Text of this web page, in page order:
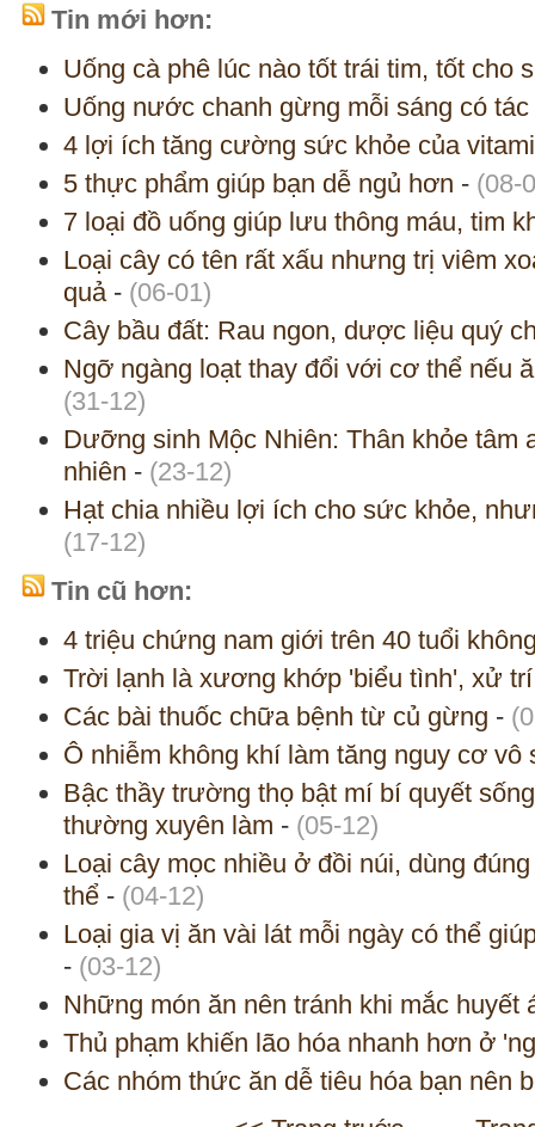
Tin mới hơn:
Uống cà phê lúc nào tốt trái tim, tốt cho
Uống nước chanh gừng mỗi sáng có
4 lợi ích tăng cường sức khỏe của
5 thực phẩm giúp bạn dễ ngủ hơn - (08-
7 loại đồ uống giúp lưu thông máu, tim
Loại cây có tên rất xấu nhưng trị viêm
quả - (06-01)
Cây bầu đất: Rau ngon, dược liệu quý
Ngỡ ngàng loạt thay đổi với cơ thể nếu
(31-12)
Dưỡng sinh Mộc Nhiên: Thân khỏe tâm
nhiên - (23-12)
Hạt chia nhiều lợi ích cho sức khỏe,
(17-12)
Tin cũ hơn:
4 triệu chứng nam giới trên 40 tuổi
Trời lạnh là xương khớp 'biểu tình', xử
Các bài thuốc chữa bệnh từ củ gừng -
Ô nhiễm không khí làm tăng nguy cơ vô
Bậc thầy trường thọ bật mí bí quyết
thường xuyên làm - (05-12)
Loại cây mọc nhiều ở đồi núi, dùng
thể - (04-12)
Loại gia vị ăn vài lát mỗi ngày có thể
- (03-12)
Những món ăn nên tránh khi mắc huyết
Thủ phạm khiến lão hóa nhanh hơn ở
Các nhóm thức ăn dễ tiêu hóa bạn nên